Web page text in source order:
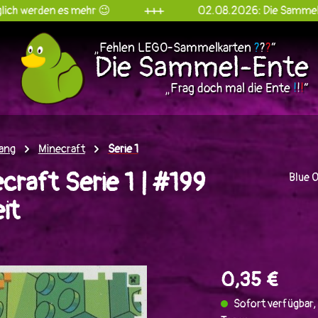
mehr 😉 +++ 02.08.2026: Die Sammel-Ente
„Fehlen LEGO-Sammelkarten ???“
Die Sammel-Ente
„Frag doch mal die Ente!!!“
Minecraft Serie 1
Serie 1 | #199
Blue
0,35 €
Sofort